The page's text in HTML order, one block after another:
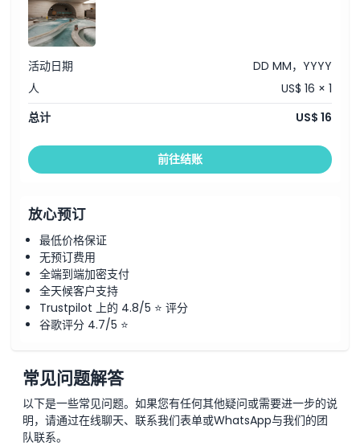
营业时间
位置
如何到达那里
活动日期
DD MM，YYYY
人
US$ 16 × 1
总计
US$ 16
前往结账
放心预订
最低价格保证
无预订费用
全端到端加密支付
全天候客户支持
Trustpilot 上的 4.8/5 ⭐ 评分
谷歌评分 4.7/5 ⭐
常见问题解答
以下是一些常见问题。如果您有任何其他疑问或需要进一步的说
明，请通过在线聊天、联系我们表单或WhatsApp与我们的团
队联系。